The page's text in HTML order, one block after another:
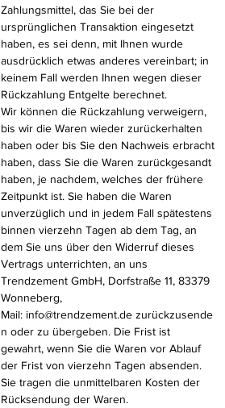
Zahlungsmittel, das Sie bei der
ursprünglichen Transaktion eingesetzt
haben, es sei denn, mit Ihnen wurde
ausdrücklich etwas anderes vereinbart; in
keinem Fall werden Ihnen wegen dieser
Rückzahlung Entgelte berechnet.
Wir können die Rückzahlung verweigern,
bis wir die Waren wieder zurückerhalten
haben oder bis Sie den Nachweis erbracht
haben, dass Sie die Waren zurückgesandt
haben, je nachdem, welches der frühere
Zeitpunkt ist. Sie haben die Waren
unverzüglich und in jedem Fall spätestens
binnen vierzehn Tagen ab dem Tag, an
dem Sie uns über den Widerruf dieses
Vertrags unterrichten, an uns
Trendzement GmbH, Dorfstraße 11, 83379
Wonneberg,
Mail: info@trendzement.de zurückzusende
n oder zu übergeben. Die Frist ist
gewahrt, wenn Sie die Waren vor Ablauf
der Frist von vierzehn Tagen absenden.
Sie tragen die unmittelbaren Kosten der
Rücksendung der Waren.